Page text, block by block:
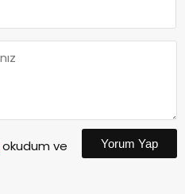
okudum ve
Yorum Yap